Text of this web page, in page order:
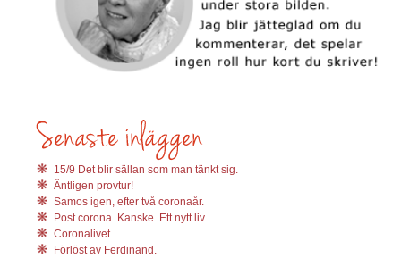
15/9 Det blir sällan som man tänkt sig.
Äntligen provtur!
Samos igen, efter två coronaår.
Post corona. Kanske. Ett nytt liv.
Coronalivet.
Förlöst av Ferdinand.